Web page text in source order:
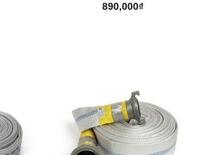
890,000₫